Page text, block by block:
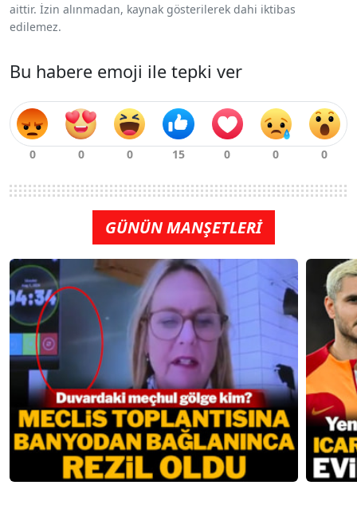
aittir. İzin alınmadan, kaynak gösterilerek dahi iktibas
edilemez.
Bu habere emoji ile tepki ver
GÜNÜN MANŞETLERİ